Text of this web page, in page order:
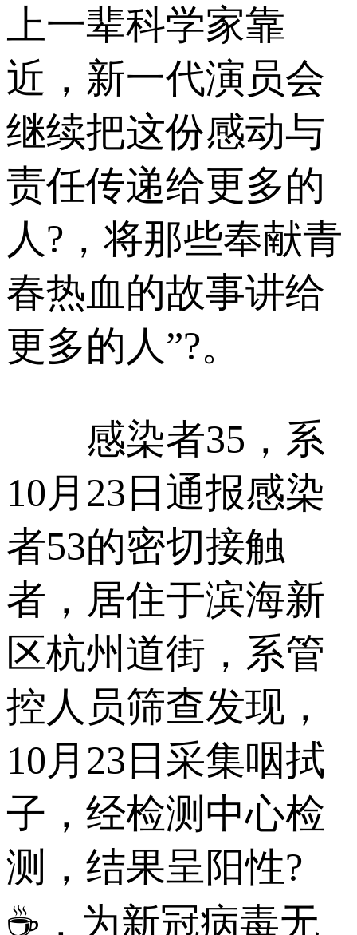
上一辈科学家靠
近，新一代演员会
继续把这份感动与
责任传递给更多的
人?，将那些奉献青
春热血的故事讲给
更多的人”?。
感染者35，系
10月23日通报感染
者53的密切接触
者，居住于滨海新
区杭州道街，系管
控人员筛查发现，
10月23日采集咽拭
子，经检测中心检
测，结果呈阳性?
☕，为新冠病毒无